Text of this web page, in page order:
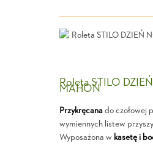
Roleta STILO
MAHOŃ
Przykręcanado czołowej
wymiennych listew
Wyposażona w kasetę i